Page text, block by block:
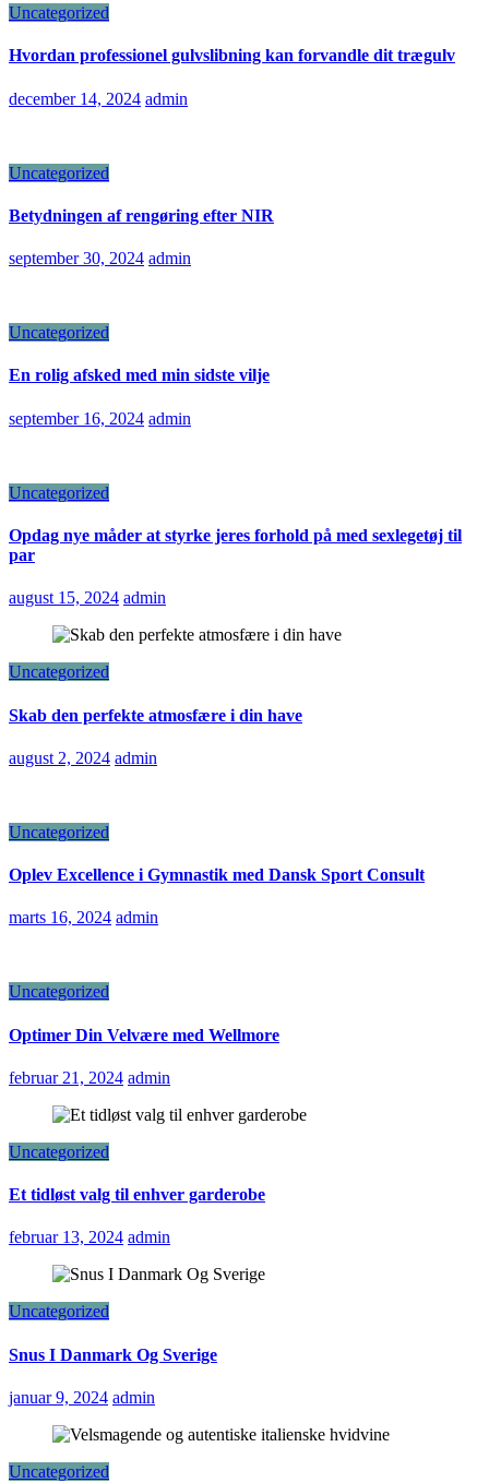
Uncategorized
Hvordan professionel gulvslibning kan forvandle dit trægulv
december 14, 2024 admin
Uncategorized
Betydningen af rengøring efter NIR
september 30, 2024 admin
Uncategorized
En rolig afsked med min sidste vilje
september 16, 2024 admin
Uncategorized
Opdag nye måder at styrke jeres forhold på med sexlegetøj til
par
august 15, 2024 admin
Uncategorized
Skab den perfekte atmosfære i din have
august 2, 2024 admin
Uncategorized
Oplev Excellence i Gymnastik med Dansk Sport Consult
marts 16, 2024 admin
Uncategorized
Optimer Din Velvære med Wellmore
februar 21, 2024 admin
Uncategorized
Et tidløst valg til enhver garderobe
februar 13, 2024 admin
Uncategorized
Snus I Danmark Og Sverige
januar 9, 2024 admin
Uncategorized